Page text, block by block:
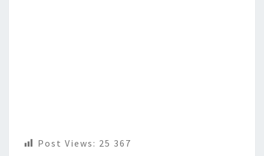
Post Views: 25 367